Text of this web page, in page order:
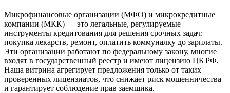
Микрофинансовые организации (МФО) и микрокредитные
компании (МКК) — это легальные, регулируемые
инструменты кредитования для решения срочных задач:
покупка лекарств, ремонт, оплатить коммуналку до зарплаты.
Эти организации работают по федеральному закону, многие
входят в государственный реестр и имеют лицензию ЦБ РФ.
Наша витрина агрегирует предложения только от таких
проверенных лицензиатов, что снижает риск мошенничества
и гарантирует соблюдение прав заемщика.